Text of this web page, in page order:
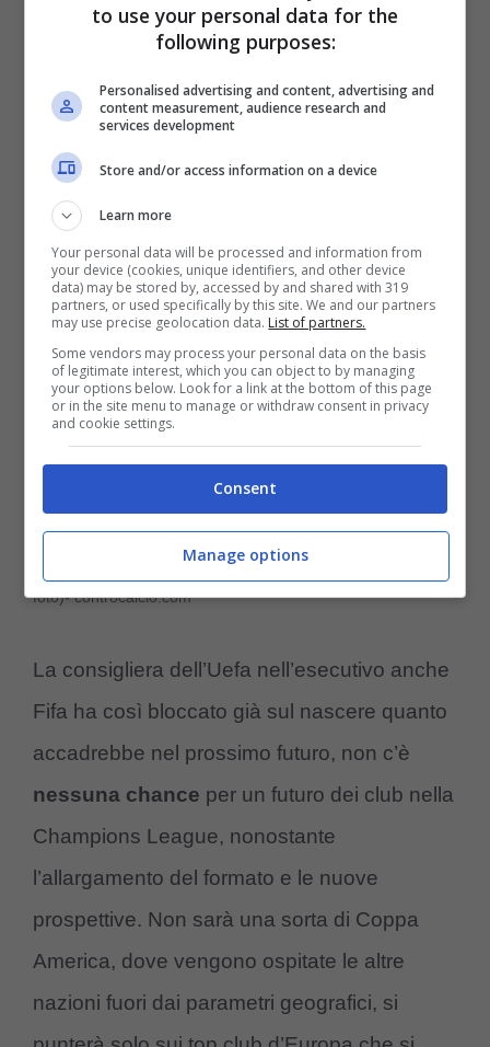
sceicchi sarebbero ben felici di vedere
preferita. È arrivato ora l’annuncio di Evelina
Christillen
Non ci sarà il ritorno di Ronaldo in Champions League (ansa
foto)- controcalcio.com
La consigliera dell’Uefa nell’esecutivo anche
Fifa ha così bloccato già sul nascere quanto
accadrebbe nel prossimo futuro, non c’è
nessuna chance per un futuro dei club nella
Champions League, nonostante
l’allargamento del formato e le nuove
prospettive. Non sarà una sorta di Coppa
America, dove vengono ospitate le altre
nazioni fuori dai parametri geografici, si
to use your personal data for the
following purposes:
Personalised advertising and content, advertising and
content measurement, audience research and
services development
Store and/or access information on a device
Learn more
Your personal data will be processed and information from
your device (cookies, unique identifiers, and other device
data) may be stored by, accessed by and shared with 319
partners, or used specifically by this site. We and our partners
may use precise geolocation data. List of partners.
Some vendors may process your personal data on the basis
of legitimate interest, which you can object to by managing
your options below. Look for a link at the bottom of this page
or in the site menu to manage or withdraw consent in privacy
and cookie settings.
Consent
Manage options